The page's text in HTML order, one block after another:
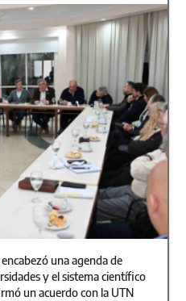
una agenda de
y el sistema científico
un acuerdo con la UTN